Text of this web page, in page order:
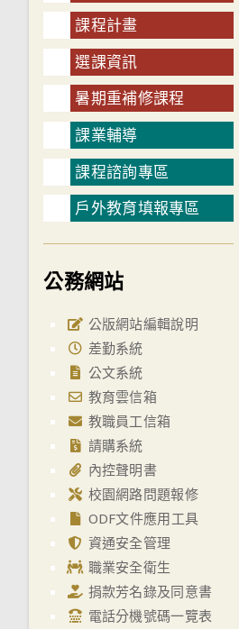
課程計畫
選課資訊
暑期重補修課程
課業輔導
課程諮詢專區
戶外教育填報專區
公務網站
公版網站編輯說明
差勤系統
公文系統
教育雲信箱
教職員工信箱
請購系統
內控聲明書
校園網路問題報修
ODF文件應用工具
資通安全管理
職業安全衛生
捐款芳名錄及同意書
電話分機號碼一覽表